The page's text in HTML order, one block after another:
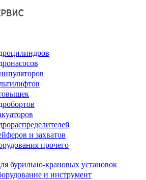
и захватов
прочего
бурильно-крановых установок
и инструмент